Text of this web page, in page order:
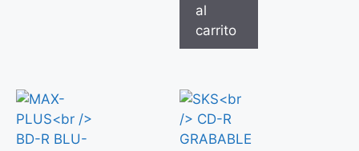
al
carrito